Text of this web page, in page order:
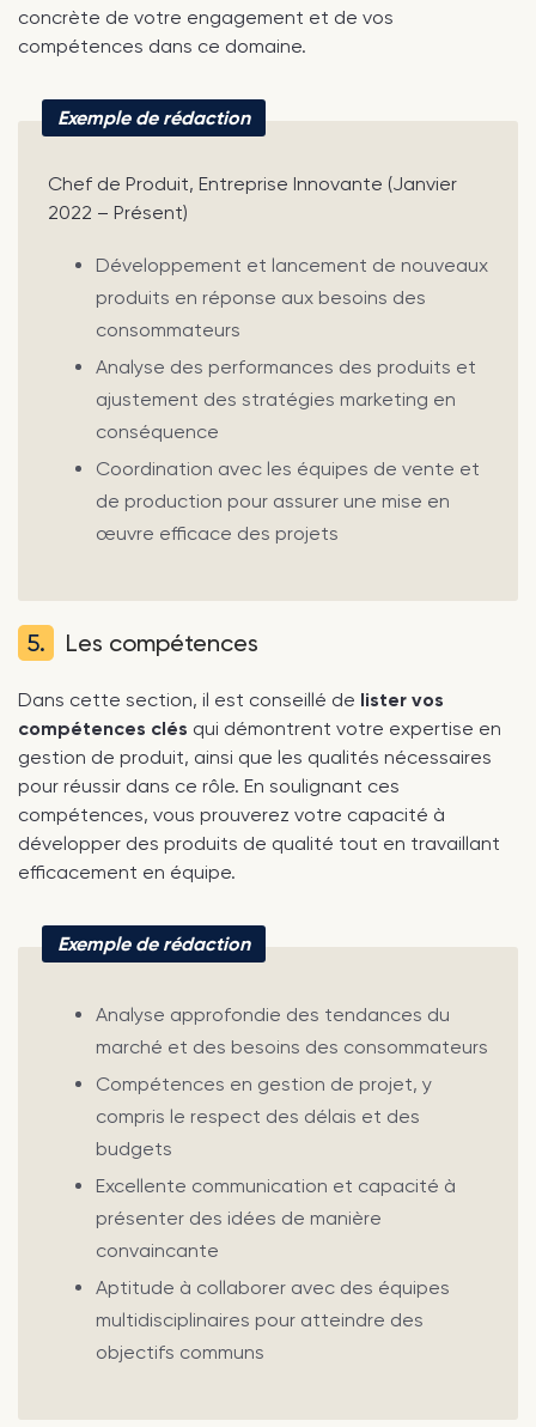
concrète de votre engagement et de vos
compétences dans ce domaine.
Exemple de rédaction
Chef de Produit, Entreprise Innovante (Janvier
2022 – Présent)
Développement et lancement de nouveaux
produits en réponse aux besoins des
consommateurs
Analyse des performances des produits et
ajustement des stratégies marketing en
conséquence
Coordination avec les équipes de vente et
de production pour assurer une mise en
œuvre efficace des projets
5. Les compétences
Dans cette section, il est conseillé de lister vos
compétences clés qui démontrent votre expertise en
gestion de produit, ainsi que les qualités nécessaires
pour réussir dans ce rôle. En soulignant ces
compétences, vous prouverez votre capacité à
développer des produits de qualité tout en travaillant
efficacement en équipe.
Exemple de rédaction
Analyse approfondie des tendances du
marché et des besoins des consommateurs
Compétences en gestion de projet, y
compris le respect des délais et des
budgets
Excellente communication et capacité à
présenter des idées de manière
convaincante
Aptitude à collaborer avec des équipes
multidisciplinaires pour atteindre des
objectifs communs